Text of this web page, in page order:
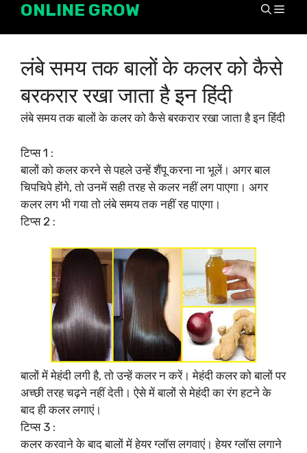
SkipONLINE GROW
लंबे समय तक बालों के कलर को कैसे
बरकरार रखा जाता है इन हिंदी
लंबे समय तक बालों के कलर को कैसे बरकरार रखा जाता है इन हिंदी
टिप्स 1 :
बालों को कलर करने से पहले उन्हें शैंपू करना ना भूलें। अगर बाल
चिपचिपे होंगे, तो उनमें सही तरह से कलर नहीं लग पाएगा। अगर
कलर लग भी गया तो लंबे समय तक नहीं रह पाएगा।
टिप्स 2 :
बालों में मेहंदी लगी है, तो उन्‍हें कलर न करें। मेहंदी कलर को बालों पर
अच्छी तरह चढ़ने नहीं देती। ऐसे में बालों से मेहंदी का रंग हटने के
बाद ही कलर लगाएं।
टिप्स 3 :
कलर करवाने के बाद बालों में हेयर ग्लॉस लगवाएं। हेयर ग्‍लॉस लगाने